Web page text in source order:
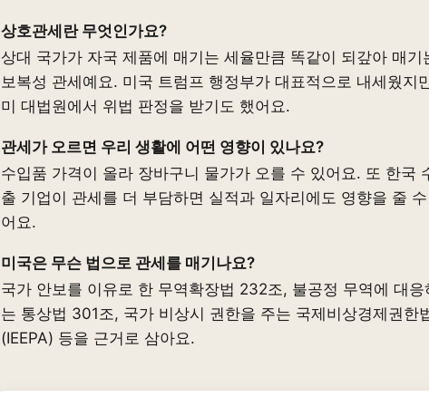
상호관세란 무엇인가요?
상대 국가가 자국 제품에 매기는 세율만큼 똑같이 되갚아 매기
보복성 관세예요. 미국 트럼프 행정부가 대표적으로 내세웠지
미 대법원에서 위법 판정을 받기도 했어요.
관세가 오르면 우리 생활에 어떤 영향이 있나요?
수입품 가격이 올라 장바구니 물가가 오를 수 있어요. 또 한국
출 기업이 관세를 더 부담하면 실적과 일자리에도 영향을 줄 수
어요.
미국은 무슨 법으로 관세를 매기나요?
국가 안보를 이유로 한 무역확장법 232조, 불공정 무역에 대응
는 통상법 301조, 국가 비상시 권한을 주는 국제비상경제권한
(IEEPA) 등을 근거로 삼아요.